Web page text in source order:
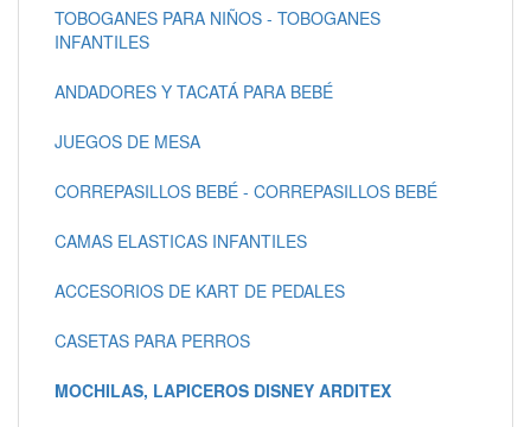
TOBOGANES PARA NIÑOS - TOBOGANES
INFANTILES
ANDADORES Y TACATÁ PARA BEBÉ
JUEGOS DE MESA
CORREPASILLOS BEBÉ - CORREPASILLOS BEBÉ
CAMAS ELASTICAS INFANTILES
ACCESORIOS DE KART DE PEDALES
CASETAS PARA PERROS
MOCHILAS, LAPICEROS DISNEY ARDITEX